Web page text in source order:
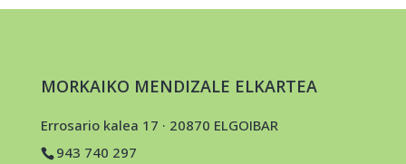
MORKAIKO MENDIZALE ELKARTEA
Errosario kalea 17 · 20870 ELGOIBAR
943 740 297